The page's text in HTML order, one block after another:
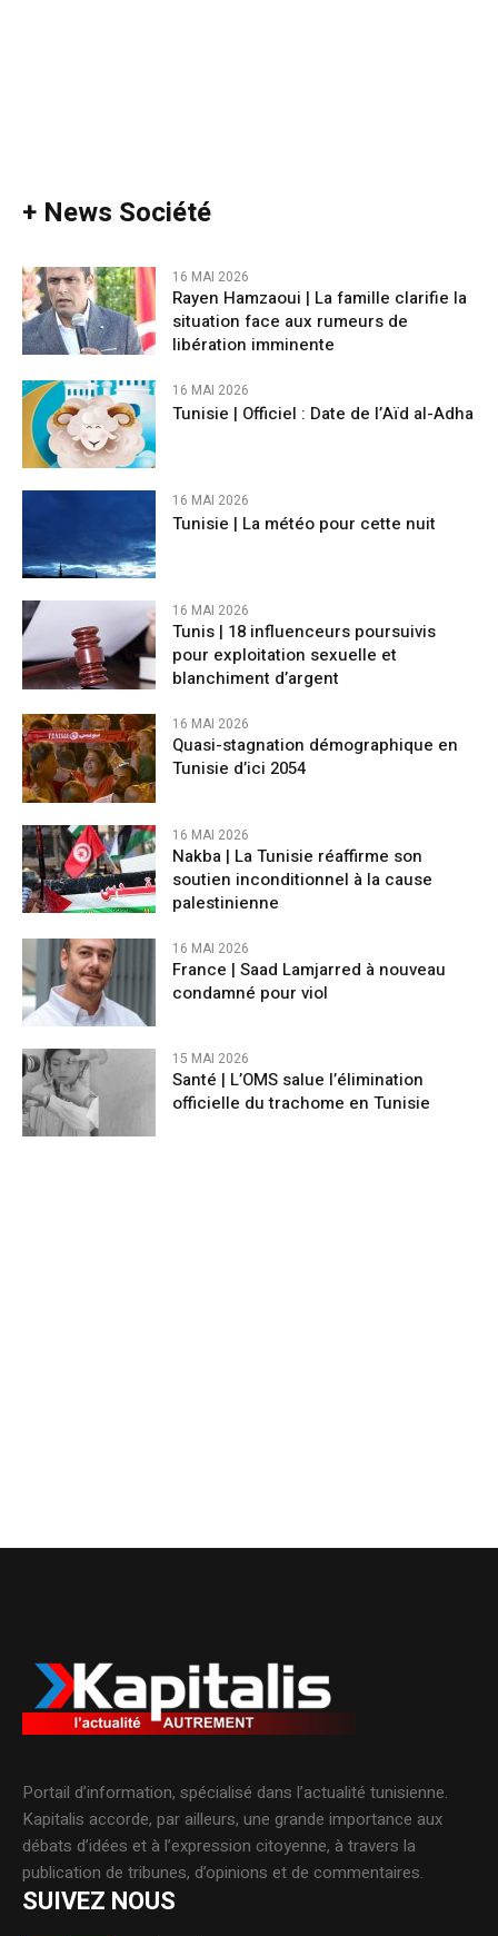
+ News Société
16 MAI 2026
Rayen Hamzaoui | La famille clarifie la
situation face aux rumeurs de
libération imminente
16 MAI 2026
Tunisie | Officiel : Date de l’Aïd al-Adha
16 MAI 2026
Tunisie | La météo pour cette nuit
16 MAI 2026
Tunis | 18 influenceurs poursuivis
pour exploitation sexuelle et
blanchiment d’argent
16 MAI 2026
Quasi-stagnation démographique en
Tunisie d’ici 2054
16 MAI 2026
Nakba | La Tunisie réaffirme son
soutien inconditionnel à la cause
palestinienne
16 MAI 2026
France | Saad Lamjarred à nouveau
condamné pour viol
15 MAI 2026
Santé | L’OMS salue l’élimination
officielle du trachome en Tunisie
Portail d’information, spécialisé dans l’actualité tunisienne.
Kapitalis accorde, par ailleurs, une grande importance aux
débats d’idées et à l’expression citoyenne, à travers la
publication de tribunes, d’opinions et de commentaires.
SUIVEZ NOUS